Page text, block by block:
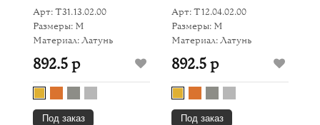
Арт: Т31.13.02.00
Размеры: M
Материал: Латунь
892.5 р
Под заказ
Арт: Т12.04.02.00
Размеры: M
Материал: Латунь
892.5 р
Под заказ